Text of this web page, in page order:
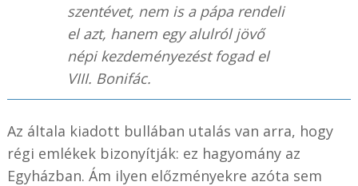
szentévet, nem is a pápa rendeli
el azt, hanem egy alulról jövő
népi kezdeményezést fogad el
VIII. Bonifác.
Az általa kiadott bullában utalás van arra, hogy
régi emlékek bizonyítják: ez hagyomány az
Egyházban. Ám ilyen előzményekre azóta sem